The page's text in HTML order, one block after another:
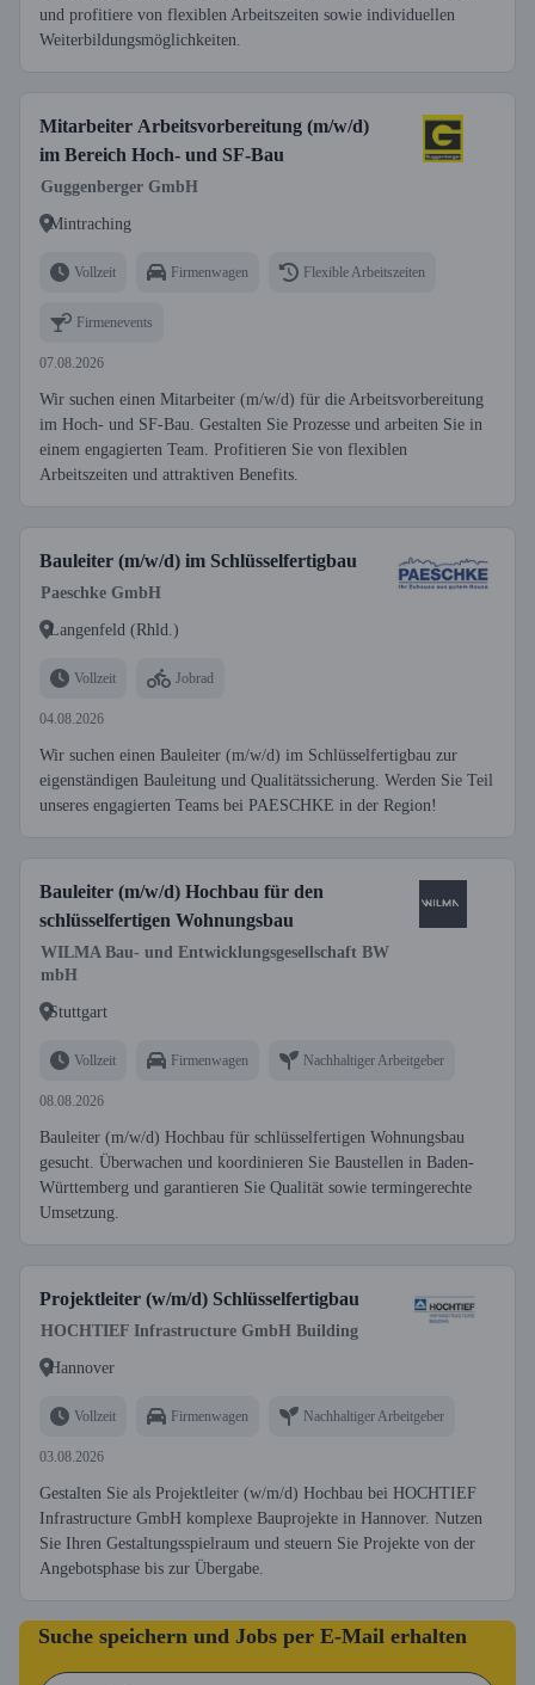
und profitiere von flexiblen Arbeitszeiten sowie individuellen
Weiterbildungsmöglichkeiten.
Mitarbeiter Arbeitsvorbereitung (m/w/d)
im Bereich Hoch- und SF-Bau
Guggenberger GmbH
Mintraching
Vollzeit Firmenwagen Flexible Arbeitszeiten
Firmenevents
07.08.2026
Wir suchen einen Mitarbeiter (m/w/d) für die Arbeitsvorbereitung
im Hoch- und SF-Bau. Gestalten Sie Prozesse und arbeiten Sie in
einem engagierten Team. Profitieren Sie von flexiblen
Arbeitszeiten und attraktiven Benefits.
Bauleiter (m/w/d) im Schlüsselfertigbau
Paeschke GmbH
Langenfeld (Rhld.)
Vollzeit Jobrad
04.08.2026
Wir suchen einen Bauleiter (m/w/d) im Schlüsselfertigbau zur
eigenständigen Bauleitung und Qualitätssicherung. Werden Sie Teil
unseres engagierten Teams bei PAESCHKE in der Region!
Bauleiter (m/w/d) Hochbau für den
schlüsselfertigen Wohnungsbau
WILMA Bau- und Entwicklungsgesellschaft BW
mbH
Stuttgart
Vollzeit Firmenwagen Nachhaltiger Arbeitgeber
08.08.2026
Bauleiter (m/w/d) Hochbau für schlüsselfertigen Wohnungsbau
gesucht. Überwachen und koordinieren Sie Baustellen in Baden-
Württemberg und garantieren Sie Qualität sowie termingerechte
Umsetzung.
Projektleiter (w/m/d) Schlüsselfertigbau
HOCHTIEF Infrastructure GmbH Building
Hannover
Vollzeit Firmenwagen Nachhaltiger Arbeitgeber
03.08.2026
Gestalten Sie als Projektleiter (w/m/d) Hochbau bei HOCHTIEF
Infrastructure GmbH komplexe Bauprojekte in Hannover. Nutzen
Sie Ihren Gestaltungsspielraum und steuern Sie Projekte von der
Angebotsphase bis zur Übergabe.
Suche speichern und Jobs per E-Mail erhalten